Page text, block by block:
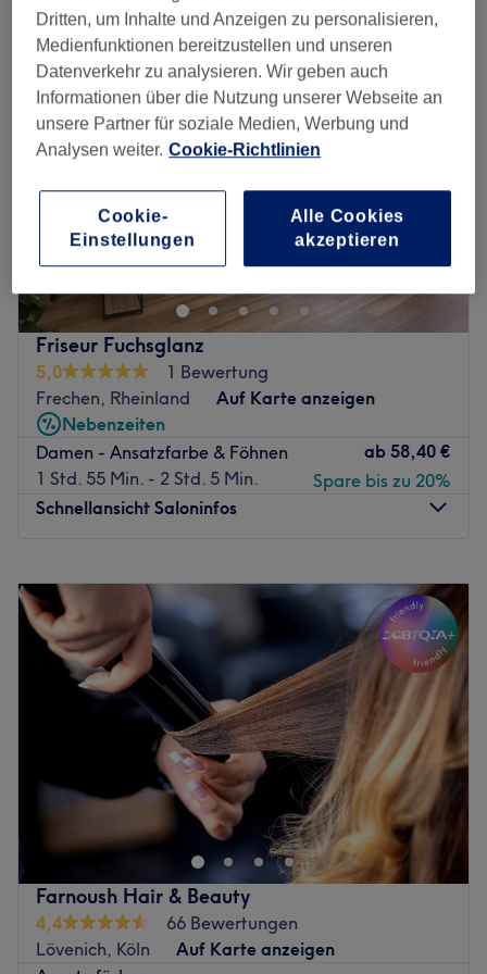
damen - ansatzfarbe in der Nähe von Frechen, Rheinland
Friseur Fuchsglanz
5,0
1 Bewertung
Frechen, Rheinland
Auf Karte anzeigen
Nebenzeiten
Damen - Ansatzfarbe & Föhnen
1 Std. 55 Min. - 2 Std. 5 Min.
ab 58,40 €
Spare bis zu 20%
Schnellansicht Saloninfos
Dienstag
16:00
Mittwoch
09:00–16:00
Donnerstag
09:00 –16:00
Freitag
09:00 –16:00
Samstag
09:00 – 13:00
Geschlossen
Fuchsglanz in Frechen ist ein moderner Beauty-Salon, der
Schönheit, Pflege und Wohlbefinden unter einem Dach
vereint. Ob typgerechte Haarschnitte und Stylings,
individuelle Colorationen, wohltuende
Kosmetikbehandlungen oder professionelle
Laserbehandlungen – hier erwartet dich ein vielseitiges
Angebot, das auf deine persönlichen Wünsche
abgestimmt wird. In stilvollem Ambiente und mit viel
Farnoush Hair & Beauty
4,4
66 Bewertungen
Lövenich, Köln
Auf Karte anzeigen
Dritten, um Inhalte und Anzeigen zu personalisieren,
Medienfunktionen bereitzustellen und unseren
Datenverkehr zu analysieren. Wir geben auch
Informationen über die Nutzung unserer Webseite an
unsere Partner für soziale Medien, Werbung und
Analysen weiter. Cookie-Richtlinien
Cookie-
Einstellungen
Alle Cookies
akzeptieren